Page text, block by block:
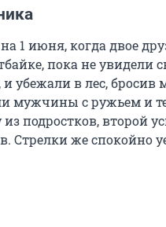
1 июня, когда двое
пока не увидели
и убежали в лес,
с ружьем и
подростков, второй
Стрелки же спокойно